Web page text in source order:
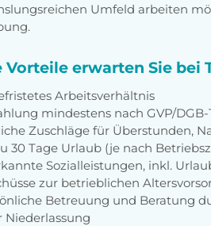
Umfeld arbeiten
Vorteile erwarten Sie bei
Arbeitsverhältnis
mindestens nach GVP/
Zuschläge für Überstunden,
30 Tage Urlaub (je nach
Sozialleistungen, inkl.
zur betrieblichen
Betreuung und Beratung
Niederlassung